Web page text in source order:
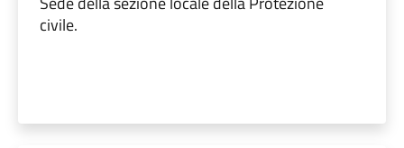
civile.